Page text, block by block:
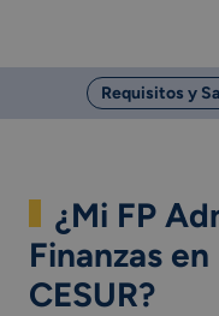
Requisitos y
¿Mi FP
Finanzas
CESUR?